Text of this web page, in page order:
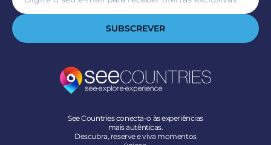
SUBSCREVER
See Countries conecta-o às experiências
mais autênticas.
Descubra, reserve e viva momentos